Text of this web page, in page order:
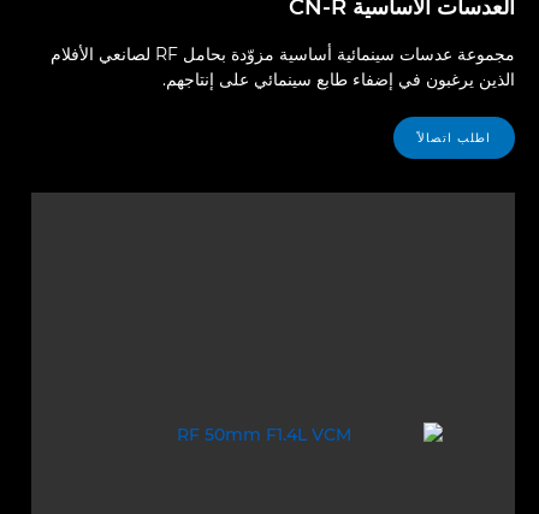
العدسات الأساسية CN-R
مجموعة عدسات سينمائية أساسية مزوّدة بحامل RF لصانعي الأفلام
الذين يرغبون في إضفاء طابع سينمائي على إنتاجهم.
اطلب اتصالاً